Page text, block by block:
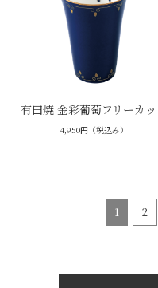
有田焼 金彩葡萄フリーカ
4,950円（税込み）
1 2